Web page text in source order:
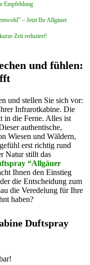
Empfehlung
– Jetzt Ihr Allgäuer
Zeit reduziert!
und fühlen:
und stellen Sie sich vor:
Infrarotkabine. Die
in die Ferne. Alles ist
authentische,
Wiesen und Wäldern,
erst richtig rund
Natur stillt das
“Allgäuer
Ihnen den Einstieg
die Entscheidung zum
die Veredelung für Ihre
haben?
Duftspray